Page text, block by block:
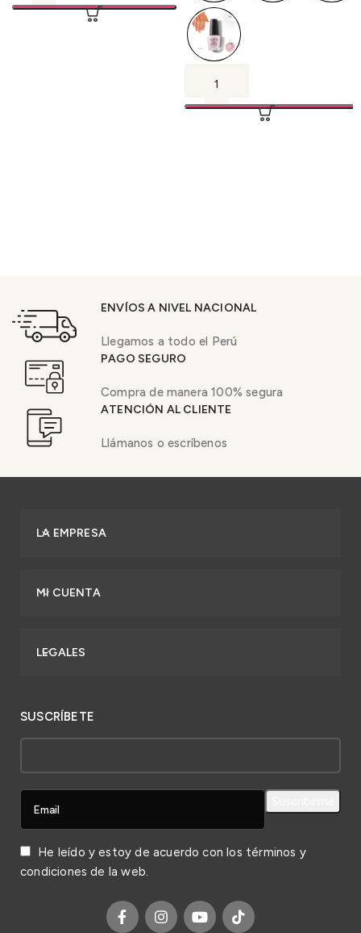
ENVÍOS A NIVEL NACIONAL
Llegamos a todo el Perú
PAGO SEGURO
Compra de manera 100% segura
ATENCIÓN AL CLIENTE
Llámanos o escríbenos
LA EMPRESA
MI CUENTA
LEGALES
SUSCRÍBETE
He leído y estoy de acuerdo con los términos y
condiciones de la web.